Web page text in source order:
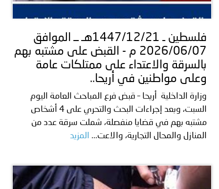
الإلكترونية
صور
وفيديو
مجلة
أصداء
الأمانة
إعلانات
من
بنا
فلسطين ـ 1447/12/21هـ ــ الموافق
2026/06/07 م - القبض على مشتبه بهم
بالسرقة والاعتداء على ممتلكات عامة
وعلى مواطنين في أريحا..
وزارة الداخلية أريحا – قبض فرع المباحث العامة اليوم
السبت، وبعد إجراءات البحث والتحري على 4 أشخاص
مشتبه بهم في قضايا منفصلة، شملت سرقة عدد من
المنازل والمحال التجارية، والاعت...
المزيد